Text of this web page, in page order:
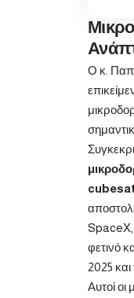
Ο κ.
SpaceX,
φετινό
2025
Αυτοί